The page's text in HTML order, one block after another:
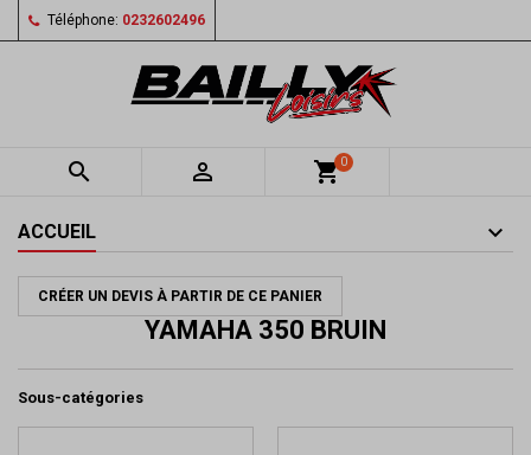
Téléphone: 0232602496
  shopping_cart0
ACCUEIL
CRÉER UN DEVIS À PARTIR DE CE PANIER
YAMAHA 350 BRUIN
Sous-catégories